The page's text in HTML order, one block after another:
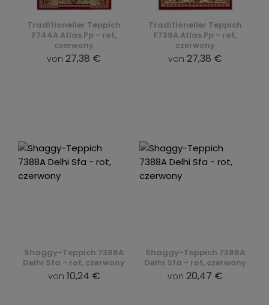
Traditioneller Teppich
F744A Atlas Pp - rot,
czerwony
von 27,38 €
Traditioneller Teppich
F739A Atlas Pp - rot,
czerwony
von 27,38 €
Shaggy-Teppich 7388A
Delhi Sfa - rot, czerwony
von 10,24 €
Shaggy-Teppich 7388A
Delhi Sfa - rot, czerwony
von 20,47 €